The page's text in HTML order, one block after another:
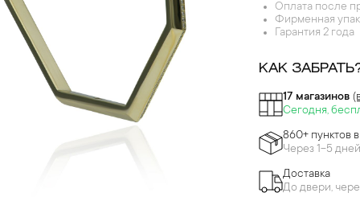
Оплата после
Фирменная
Гарантия 2 года
КАК
17 магазинов
Сегодня,
860+ пунктов
Через 1-5 дней
Доставка
До двери,